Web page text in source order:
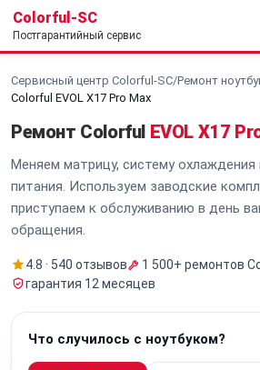
Colorful-SC
Постгарантийный сервис
Сервисный центр Colorful-SC/Ремонт
Colorful EVOL X17 Pro Max
Ремонт Colorful EVOL X17
Меняем матрицу, систему
питания. Используем заводские
приступаем к обслуживанию в день
обращения.
4.8 · 540 отзывов
1 500+ ремонтов
гарантия 12 месяцев
Что случилось с ноутбуком?